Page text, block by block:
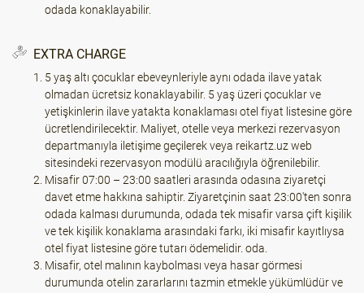
odada konaklayabilir.
EXTRA CHARGE
5 yaş altı çocuklar ebeveynleriyle aynı odada ilave yatak
olmadan ücretsiz konaklayabilir. 5 yaş üzeri çocuklar ve
yetişkinlerin ilave yatakta konaklaması otel fiyat listesine göre
ücretlendirilecektir. Maliyet, otelle veya merkezi rezervasyon
departmanıyla iletişime geçilerek veya reikartz.uz web
sitesindeki rezervasyon modülü aracılığıyla öğrenilebilir.
Misafir 07:00 – 23:00 saatleri arasında odasına ziyaretçi
davet etme hakkına sahiptir. Ziyaretçinin saat 23:00'ten sonra
odada kalması durumunda, odada tek misafir varsa çift kişilik
ve tek kişilik konaklama arasındaki farkı, iki misafir kayıtlıysa
otel fiyat listesine göre tutarı ödemelidir. oda.
Misafir, otel malının kaybolması veya hasar görmesi
durumunda otelin zararlarını tazmin etmekle yükümlüdür ve